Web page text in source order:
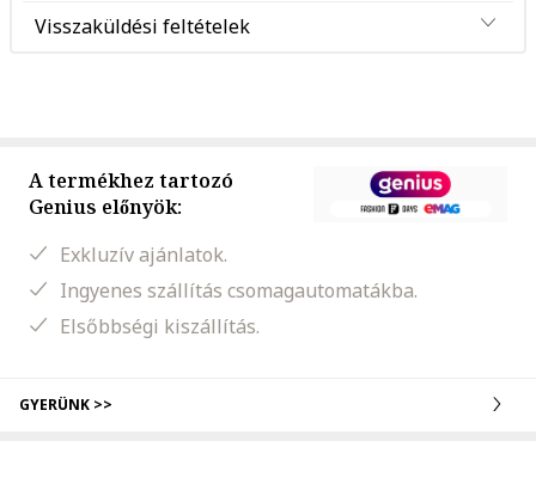
Visszaküldési feltételek
A termékhez tartozó
Genius előnyök:
Exkluzív ajánlatok.
Ingyenes szállítás csomagautomatákba.
Elsőbbségi kiszállítás.
GYERÜNK >>